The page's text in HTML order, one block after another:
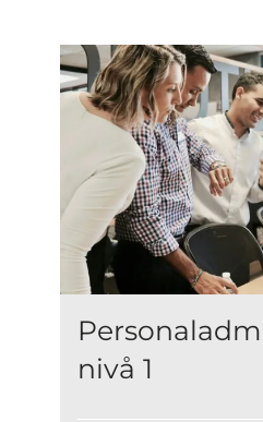
nivå 1